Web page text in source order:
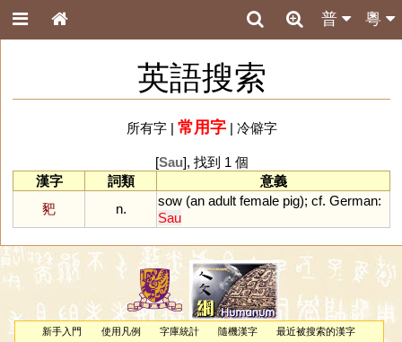
粵
普
英語搜索
所有字| 常用字| 冷僻字
[Sau], 找到 1 個
漢字
詞類
意義
豝
n.
sow (an adult female pig); cf. German:
Sau
新手入門 使用凡例 字庫統計 隨機漢字
最近被搜索的漢字